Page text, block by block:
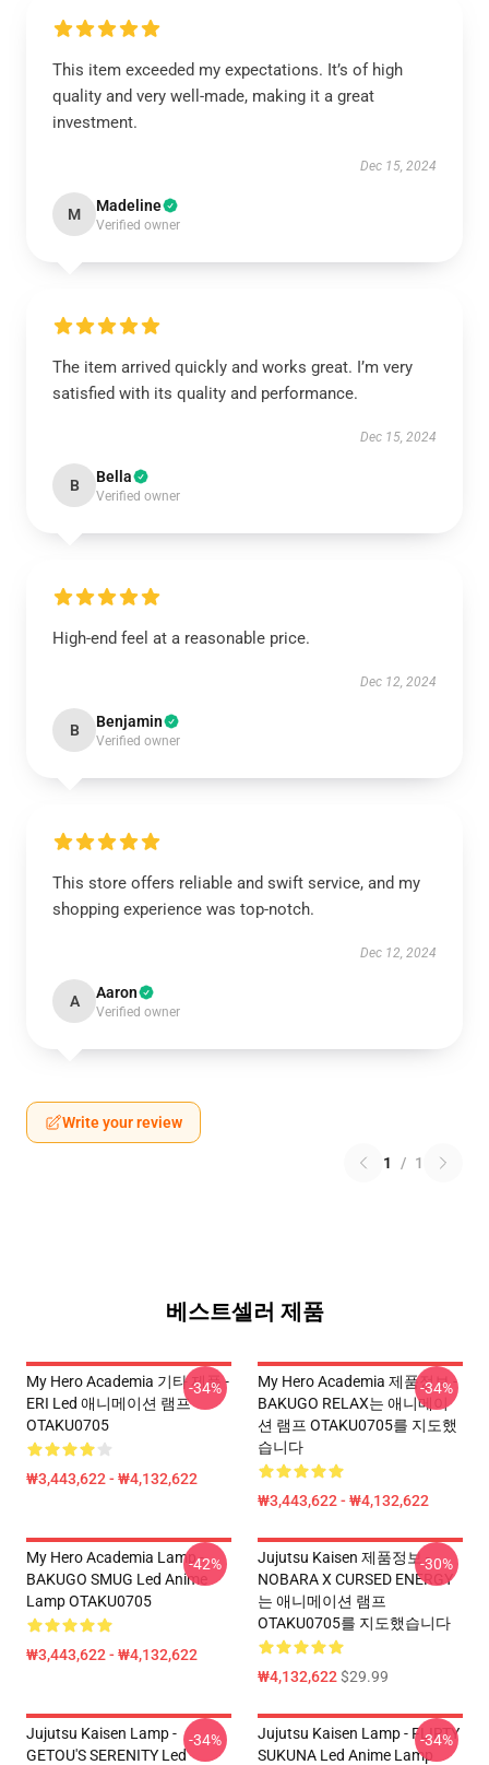
This item exceeded my expectations. It’s of high
quality and very well-made, making it a great
investment.
Dec 15, 2024
M Madeline
Verified owner
The item arrived quickly and works great. I’m very
satisfied with its quality and performance.
Dec 15, 2024
B Bella
Verified owner
High-end feel at a reasonable price.
Dec 12, 2024
B Benjamin
Verified owner
This store offers reliable and swift service, and my
shopping experience was top-notch.
Dec 12, 2024
A Aaron
Verified owner
Write your review
1 / 1
베스트셀러 제품
My Hero Academia 기타 제품 -
ERI Led 애니메이션 램프
OTAKU0705
₩3,443,622 - ₩4,132,622
-34%
My Hero Academia 제품정보 -
BAKUGO RELAX는 애니메이
션 램프 OTAKU0705를 지도했
습니다
₩3,443,622 - ₩4,132,622
-34%
My Hero Academia Lamp -
BAKUGO SMUG Led Anime
Lamp OTAKU0705
₩3,443,622 - ₩4,132,622
-42%
Jujutsu Kaisen 제품정보 -
NOBARA X CURSED ENERGY
는 애니메이션 램프
OTAKU0705를 지도했습니다
₩4,132,622$29.99
-30%
Jujutsu Kaisen Lamp -
GETOU'S SERENITY Led
-34%
Jujutsu Kaisen Lamp - FLIRTY
SUKUNA Led Anime Lamp
-34%